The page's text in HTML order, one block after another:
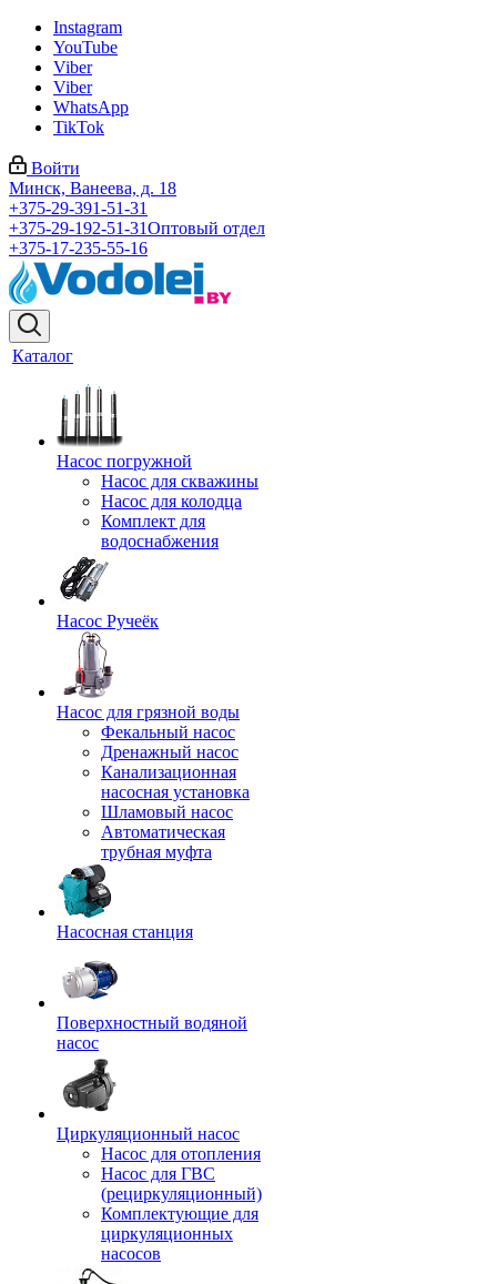
Instagram
YouTube
Viber
Viber
WhatsApp
TikTok
Войти
Минск, Ванеева, д. 18
+375-29-391-51-31
+375-29-192-51-31Оптовый отдел
+375-17-235-55-16
Каталог
Насос погружной
Насос для скважины
Насос для колодца
Комплект для
водоснабжения
Насос Ручеёк
Насос для грязной воды
Фекальный насос
Дренажный насос
Канализационная
насосная установка
Шламовый насос
Автоматическая
трубная муфта
Насосная станция
Поверхностный водяной
насос
Циркуляционный насос
Насос для отопления
Насос для ГВС
(рециркуляционный)
Комплектующие для
циркуляционных
насосов